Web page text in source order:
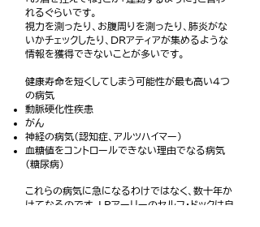
れるぐらいです。
視力を測ったり、お腹周りを測ったり、肺炎がな
いかチェックしたり、DRアティアが集めるような
情報を獲得できないことが多いです。
健康寿命を短くしてしまう可能性が最も高い４つ
の病気
動脈硬化性疾患
がん
神経の病気（認知症、アルツハイマー）
血糖値をコントロールできない理由でなる病気
（糖尿病）
これらの病気に急になるわけではなく、数十年か
けてなるのです。LRアーリーのセルフ・ドックは自